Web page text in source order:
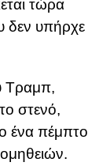
τώρα
δεν υπήρχε
Τραμπ,
στενό,
ένα πέμπτο